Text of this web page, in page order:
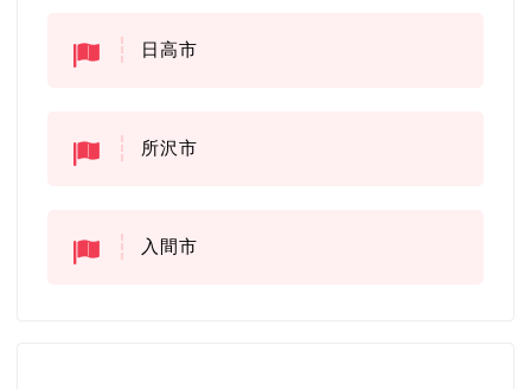
日高市
所沢市
入間市